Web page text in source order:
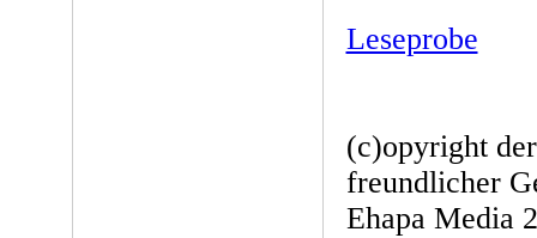
Leseprobe
(c)opyright
freundlicher
Ehapa Media